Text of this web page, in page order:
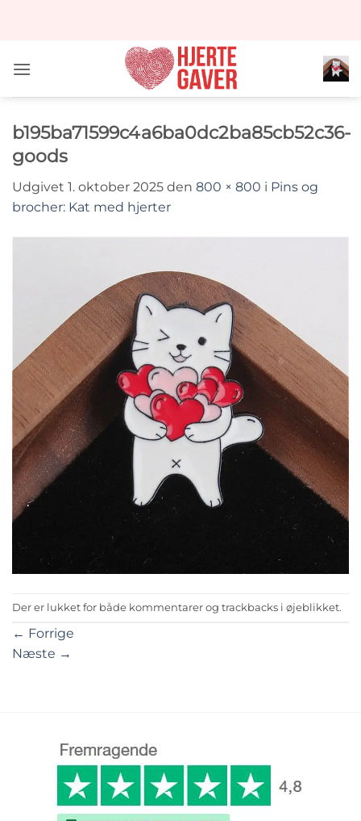
b195ba71599c4a6ba0dc2ba85cb52c36-
goods
Udgivet 1. oktober 2025 den 800 × 800 i Pins og
brocher: Kat med hjerter
Der er lukket for både kommentarer og trackbacks i øjeblikket.
← Forrige
Næste →